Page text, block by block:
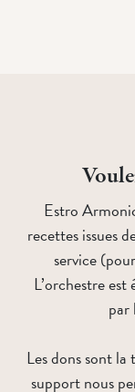
Estro
recettes issues
service
L’orchestre
par
Les dons sont
support nous